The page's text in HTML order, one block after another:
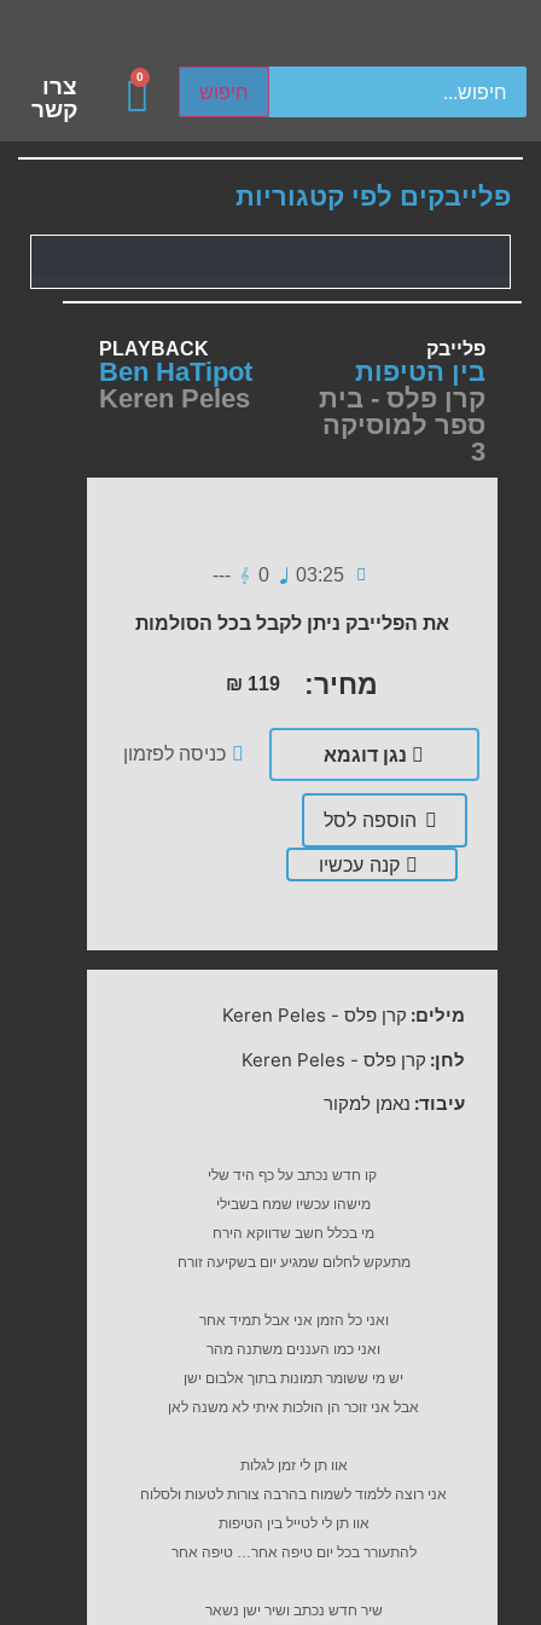
חיפוש
device users, explore by touch or with swipe gestures.
0
צרו
קשר
פלייבקים לפי קטגוריות
פלייבק
בין הטיפות
קרן פלס - בית
ספר למוסיקה
3
PLAYBACK
Ben HaTipot
Keren Peles
03:25
0
---
את הפלייבק ניתן לקבל בכל הסולמות
מחיר: ₪ 119
נגן דוגמא כניסה לפזמון
הוספה לסל
קנה עכשיו
מילים: קרן פלס -
Keren Peles
לחן: קרן פלס -
Keren Peles
עיבוד: נאמן למקור
קו חדש נכתב על כף היד שלי
מישהו עכשיו שמח בשבילי
מי בכלל חשב שדווקא הירח
מתעקש לחלום שמגיע יום בשקיעה זורח
ואני כל הזמן אני אבל תמיד אחר
ואני כמו העננים משתנה מהר
יש מי ששומר תמונות בתוך אלבום ישן
אבל אני זוכר הן הולכות איתי לא משנה לאן
אוו תן לי זמן לגלות
אני רוצה ללמוד לשמוח בהרבה צורות לטעות ולסלוח
אוו תן לי לטייל בין הטיפות
להתעורר בכל יום טיפה אחר… טיפה אחר
שיר חדש נכתב ושיר ישן נשאר